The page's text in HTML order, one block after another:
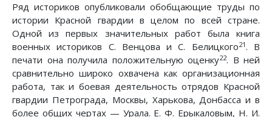
Ряд историков опубликовали обобщающие труды по
истории Красной гвардии в целом по всей стране.
Одной из первых значительных работ была книга
военных историков С. Венцова и С. Белицкого21. В
печати она получила положительную оценку22. В ней
сравнительно широко охвачена как организационная
работа, так и боевая деятельность отрядов Красной
гвардии Петрограда, Москвы, Харькова, Донбасса и в
более общих чертах — Урала. Е. Ф. Ерыкаловым, Н. И.